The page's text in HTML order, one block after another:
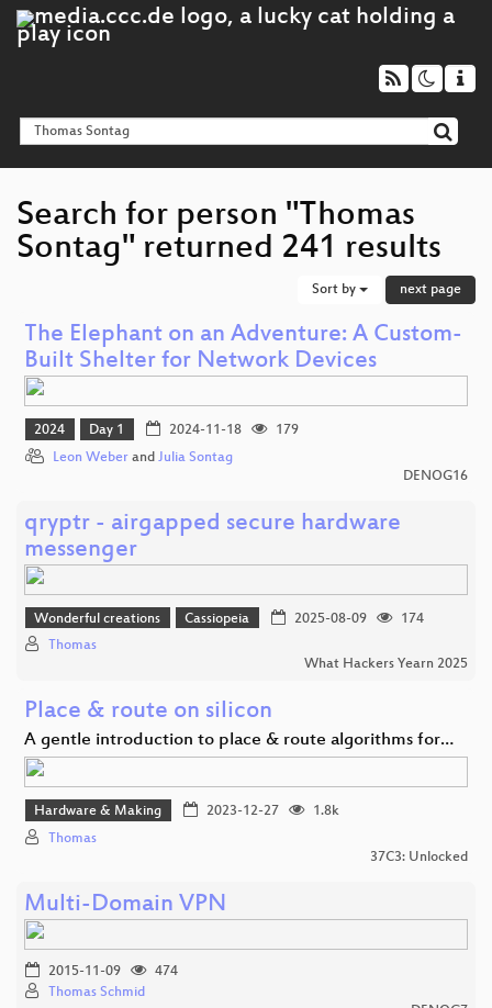
Search for person "Thomas
Sontag" returned 241 results
Sort by next page
The Elephant on an Adventure: A Custom-
Built Shelter for Network Devices
2024 Day 1 2024-11-18
179
Leon Weber and Julia Sontag
DENOG16
qryptr - airgapped secure hardware
messenger
Wonderful creations Cassiopeia 2025-08-09
174
Thomas
What Hackers Yearn 2025
Place & route on silicon
A gentle introduction to place & route algorithms for…
Hardware & Making 2023-12-27
1.8k
Thomas
37C3: Unlocked
Multi-Domain VPN
2015-11-09
474
Thomas Schmid